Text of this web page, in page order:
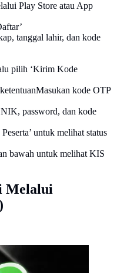
Play Store atau App
tanggal lahir, dan kode
pilih ‘Kirim Kode
kode OTP
password, dan kode
untuk melihat status
bawah untuk melihat KIS
Melalui